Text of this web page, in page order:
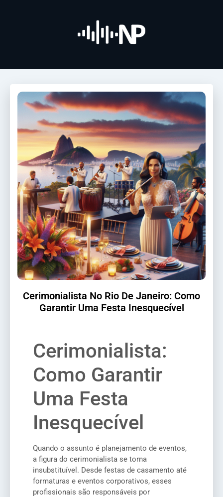
Cerimonialista No Rio De Janeiro: Como
Garantir Uma Festa Inesquecível
Cerimonialista:
Como Garantir
Uma Festa
Inesquecível
Quando o assunto é planejamento de eventos,
a figura do cerimonialista se torna
insubstituível. Desde festas de casamento até
formaturas e eventos corporativos, esses
profissionais são responsáveis por